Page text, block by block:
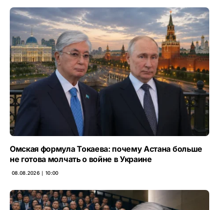
Омская формула Токаева: почему Астана больше
не готова молчать о войне в Украине
08.08.2026 ∣ 10:00